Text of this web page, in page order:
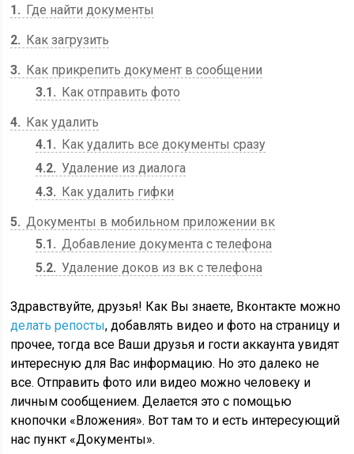
1
Где найти документы
2
Как загрузить
3
Как прикрепить документ в сообщении
3.1
Как отправить фото
4
Как удалить
4.1
Как удалить все документы сразу
4.2 Удаление из диалога
4.3
Как удалить гифки
5 Документы в мобильном приложении вк
5.1
Добавление документа с телефона
5.2 Удаление доков из вк с телефона
Здравствуйте, друзья! Как Вы знаете, Вконтакте можно
делать репосты, добавлять видео и фото на страницу и
прочее, тогда все Ваши друзья и гости аккаунта увидят
интересную для Вас информацию. Но это далеко не
все. Отправить фото или видео можно человеку и
личным сообщением. Делается это с помощью
кнопочки «Вложения». Вот там то и есть интересующий
нас пункт «Документы».